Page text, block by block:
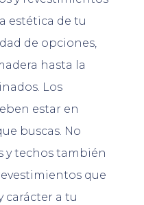
estética de tu
de opciones,
hasta la
Los
estar en
buscas. No
y techos también
que
carácter a tu